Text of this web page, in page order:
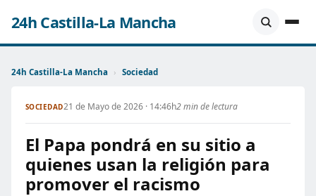
24h Castilla-La Mancha
24h Castilla-La Mancha › Sociedad
SOCIEDAD21 de Mayo de 2026 · 14:46h2 min de lectura
El Papa pondrá en su sitio a
quienes usan la religión para
promover el racismo